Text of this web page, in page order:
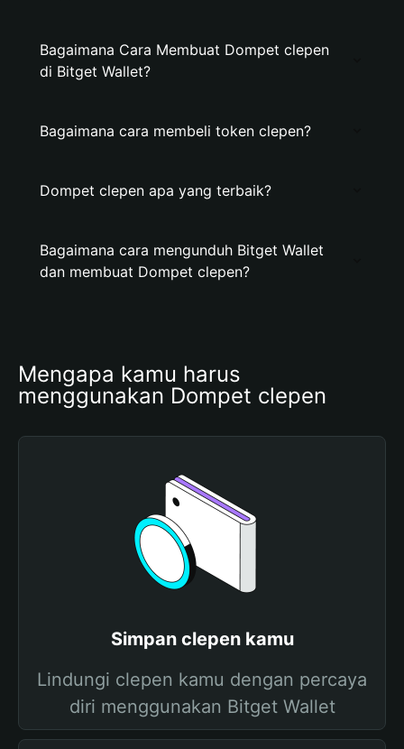
Bagaimana Cara Membuat Dompet clepen
di Bitget Wallet?
Bagaimana cara membeli token clepen?
Dompet clepen apa yang terbaik?
Bagaimana cara mengunduh Bitget Wallet
dan membuat Dompet clepen?
Mengapa kamu harus
menggunakan Dompet clepen
Simpan clepen kamu
Lindungi clepen kamu dengan percaya
diri menggunakan Bitget Wallet